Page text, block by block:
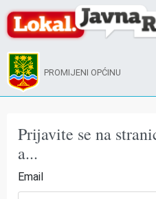
PROMIJENI OPĆINU
Prijavite se na
a...
Email